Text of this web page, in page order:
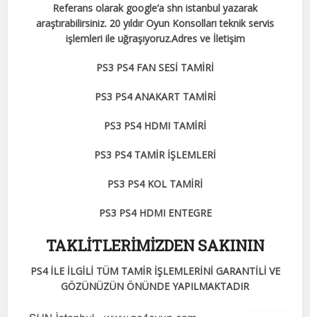
Referans olarak google’a shn istanbul yazarak
araştırabilirsiniz. 20 yıldır Oyun Konsolları teknik servis
işlemleri ile uğraşıyoruz.Adres ve İletişim
PS3 PS4 FAN SESİ TAMİRİ
PS3 PS4 ANAKART TAMİRİ
PS3 PS4 HDMI TAMİRİ
PS3 PS4 TAMİR İŞLEMLERİ
PS3 PS4 KOL TAMİRİ
PS3 PS4 HDMI ENTEGRE
TAKLİTLERİMİZDEN SAKININ
PS4 İLE İLGİLİ TÜM TAMİR İŞLEMLERİNİ GARANTİLİ VE
GÖZÜNÜZÜN ÖNÜNDE YAPILMAKTADIR